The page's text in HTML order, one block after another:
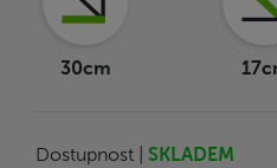
30cm
Dostupnost | SKLADEM